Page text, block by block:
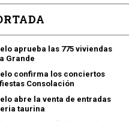
aprueba las 775 viviendas
Grande
confirma los conciertos
fiestas Consolación
abre la venta de entradas
taurina